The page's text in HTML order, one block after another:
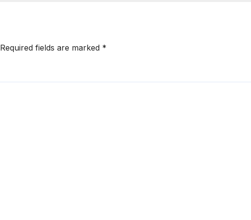
Required fields are marked *